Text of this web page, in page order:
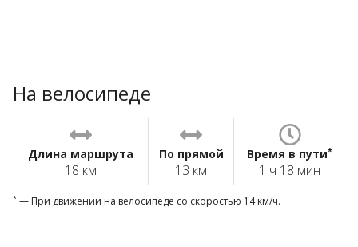
На велосипеде
Длина маршрута
18 км
По прямой
13 км
Время в пути*
1 ч 18 мин
* — При движении на велосипеде со скоростью 14 км/ч.